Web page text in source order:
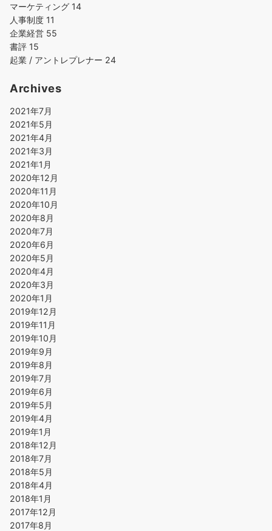
マーケティング 14
人事制度 11
企業経営 55
書評 15
起業 / アントレプレナー 24
Archives
2021年7月
2021年5月
2021年4月
2021年3月
2021年1月
2020年12月
2020年11月
2020年10月
2020年8月
2020年7月
2020年6月
2020年5月
2020年4月
2020年3月
2020年1月
2019年12月
2019年11月
2019年10月
2019年9月
2019年8月
2019年7月
2019年6月
2019年5月
2019年4月
2019年1月
2018年12月
2018年7月
2018年5月
2018年4月
2018年1月
2017年12月
2017年8月